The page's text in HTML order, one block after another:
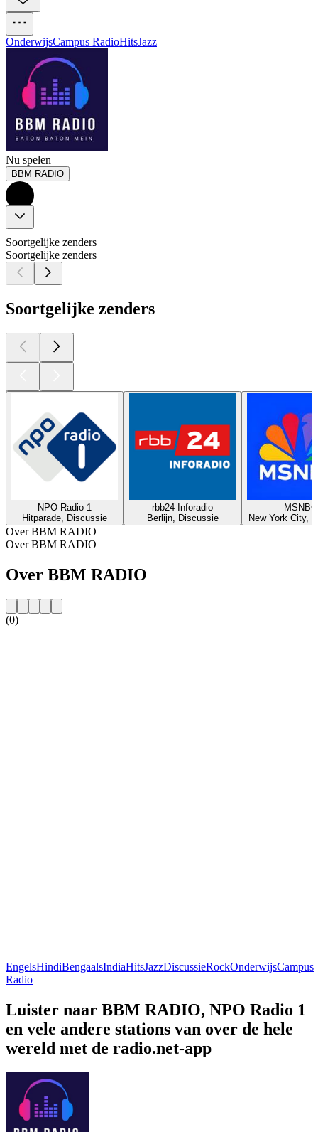
OnderwijsCampus RadioHitsJazz
Nu spelen
BBM RADIO
Soortgelijke zenders
Soortgelijke zenders
Soortgelijke zenders
NPO Radio 1
Hitparade, Discussie
rbb24 Inforadio
Berlijn, Discussie
MSNBC
New York City,
Over BBM RADIO
Over BBM RADIO
Over BBM RADIO
(0)
EngelsHindiBengaalsIndiaHitsJazzDiscussieRockOnderwijsCampus
Radio
Luister naar BBM RADIO, NPO Radio 1
en vele andere stations van over de hele
wereld met de radio.net-app